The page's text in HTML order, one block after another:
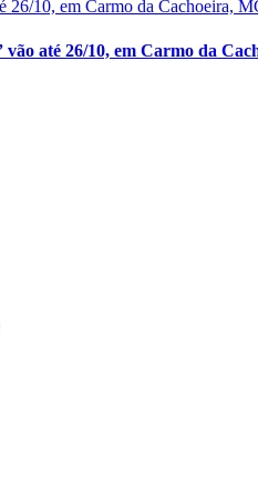
26/10, em Carmo da Cachoeira,
vão até 26/10, em Carmo da